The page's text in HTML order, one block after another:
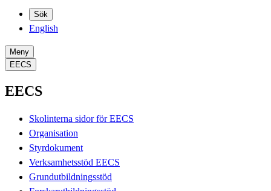
Sök
English
Meny
EECS
EECS
Skolinterna sidor för EECS
Organisation
Styrdokument
Verksamhetsstöd EECS
Grundutbildningsstöd